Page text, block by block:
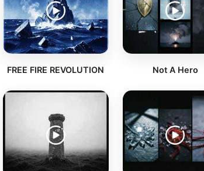
FREE FIRE REVOLUTION Not A Hero